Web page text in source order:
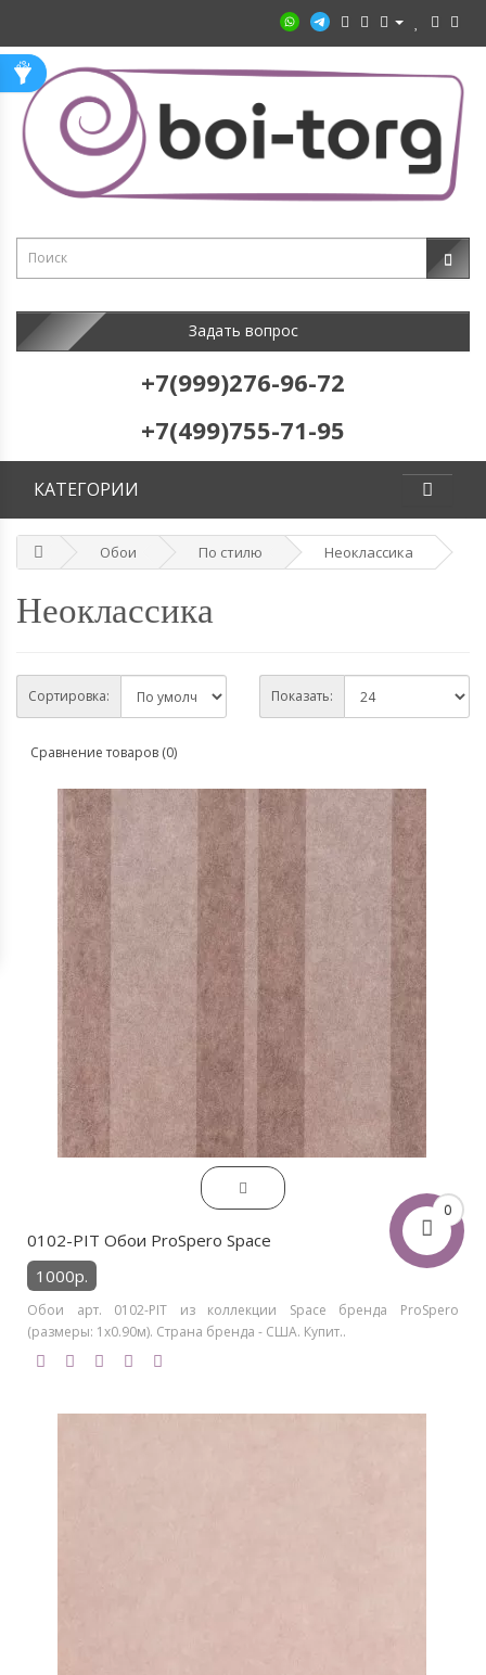
0
Задать вопрос
+7(999)276-96-72
+7(499)755-71-95
КАТЕГОРИИ
Обои По стилю Неоклассика
Неоклассика
Сортировка: Показать:
Сравнение товаров (0)
0102-PIT Обои ProSpero Space
1000р.
Обои арт. 0102-PIT из коллекции Space бренда ProSpero
(размеры: 1х0.90м). Страна бренда - США. Купит..